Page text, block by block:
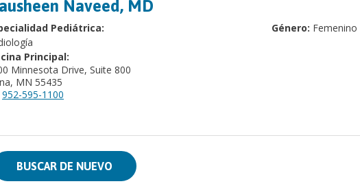
Naveed, MD
Pediátrica:
Principal:
Minnesota Drive, Suite 800
MN 55435
952-595-1100
Género: Femenino
BUSCAR DE NUEVO